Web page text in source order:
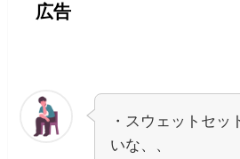
広告
・スウェットセッ
いな、、